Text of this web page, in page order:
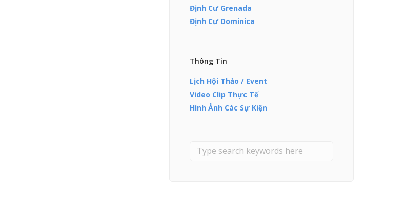
Định Cư Grenada
Định Cư Dominica
Thông Tin
Lịch Hội Thảo / Event
Video Clip Thực Tế
Hình Ảnh Các Sự Kiện